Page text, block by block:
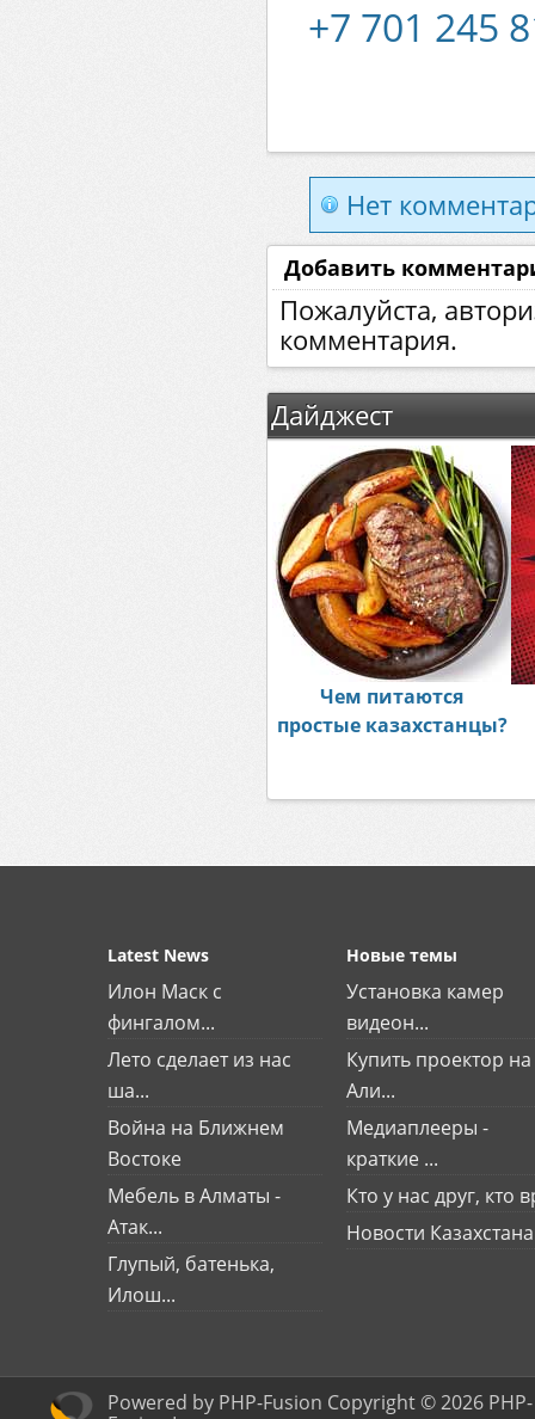
+7 701 245
Нет
Добавить
Пожалуйста,
комментария.
Дайджест
Чем питаются
простые казахстанцы?
Latest News
Илон Маск с
фингалом...
Лето сделает из нас
ша...
Война на Ближнем
Востоке
Мебель в Алматы -
Атак...
Глупый, батенька,
Илош...
Новые темы
Установка камер
видеон...
Купить проектор на
Али...
Медиаплееры -
краткие ...
Кто у нас друг, кто
Новости Казахстана
Powered by PHP-Fusion Copyright © 2026 PHP-